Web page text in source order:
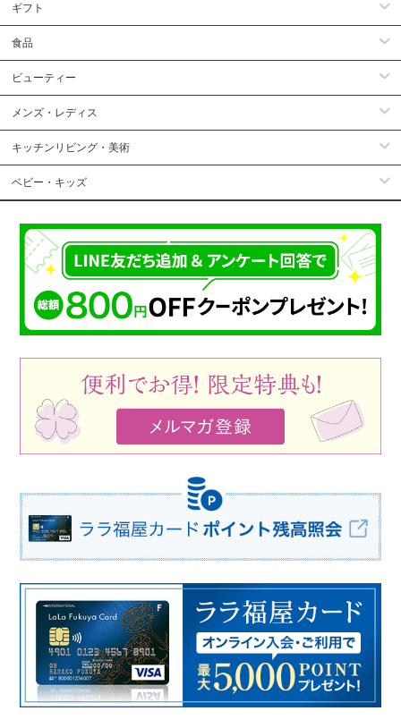
ギフト
食品
ビューティー
メンズ・レディス
キッチンリビング・美術
ベビー・キッズ